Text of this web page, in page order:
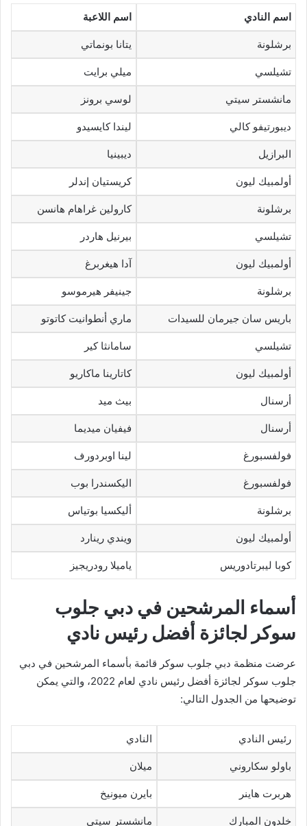
اسم النادي اسم اللاعبة
برشلونة يتانا بونماتي
تشيلسي ميلي برايت
مانشستر سيتي لوسي برونز
ديبورتيفو كالي ليندا كايسيدو
البرازيل ديبينيا
أولمبيك ليون كريستيان إندلر
برشلونة كارولين غراهام هانسن
تشيلسي بيرنيل هاردر
أولمبيك ليون آدا هيغربرغ
برشلونة جينيفر هيرموسو
باريس سان جيرمان للسيدات ماري أنطوانيت كاتوتو
تشيلسي سامانثا كير
أولمبيك ليون كاتارينا ماكاريو
أرسنال بيث ميد
أرسنال فيفيان ميديما
فولفسبورغ لينا اوبردورف
فولفسبورغ اليكسندرا بوب
برشلونة أليكسيا بوتياس
أولمبيك ليون ويندي رينارد
كوبا ليبرتادوريس ياميلا رودريجيز
أسماء المرشحين في دبي جلوب
سوكر لجائزة أفضل رئيس نادي
عرضت منظمة دبي جلوب سوكر قائمة بأسماء المرشحين في دبي
جلوب سوكر لجائزة أفضل رئيس نادي لعام 2022، والتي يمكن
توضيحها من الجدول التالي:
رئيس النادي النادي
باولو سكاروني ميلان
هربرت هاينر بايرن ميونيخ
خلدون المبارك مانشستر سيتي